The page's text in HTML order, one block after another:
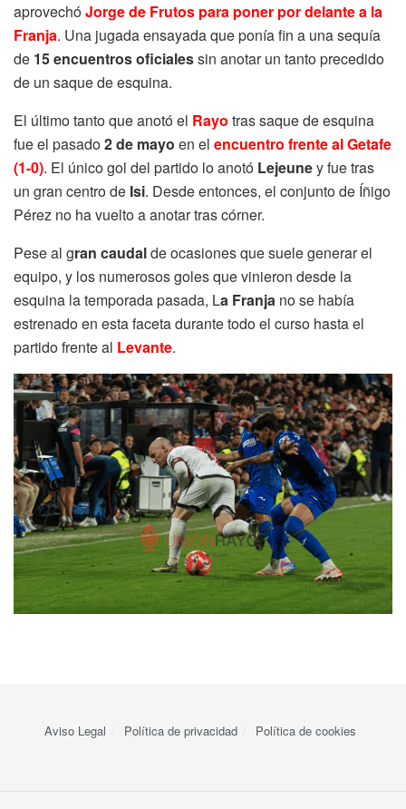
aprovechóJorge de Frutos para poner por delante a la
Franja. Una jugada ensayada que ponía fin a una sequía
de 15 encuentros oficialessin anotar un tanto precedido
de un saque de esquina.
El último tanto que anotó el Rayo tras saque de esquina
fue el pasado2 de mayo en el encuentro frente al Getafe
(1-0). El único gol del partido lo anotó Lejeuney fue tras
un gran centro de Isi. Desde entonces, el conjunto de Íñigo
Pérez no ha vuelto a anotar tras córner.
Pese al gran caudalde ocasiones que suele generar el
equipo, y los numerosos goles que vinieron desde la
esquina la temporada pasada, La Franja no se había
estrenado en esta faceta durante todo el curso hasta el
partido frente al Levante.
Aviso Legal Política de privacidad Política de cookies